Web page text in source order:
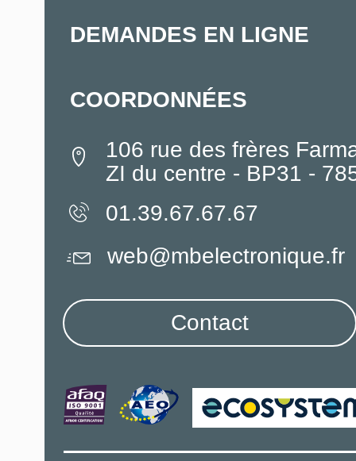
DEMANDES EN LIGNE
COORDONNÉES
106 rue des frères
ZI du centre - BP31 -
01.39.67.67.67
web@mbelectronique.fr
Contact